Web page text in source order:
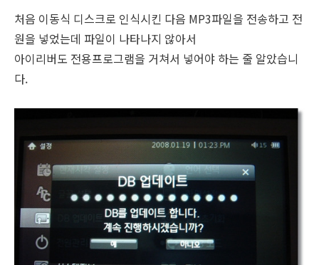
처음 이동식 디스크로 인식시킨 다음 MP3파일을 전송하고 전
원을 넣었는데 파일이 나타나지 않아서
아이리버도 전용프로그램을 거쳐서 넣어야 하는 줄 알았습니
다.